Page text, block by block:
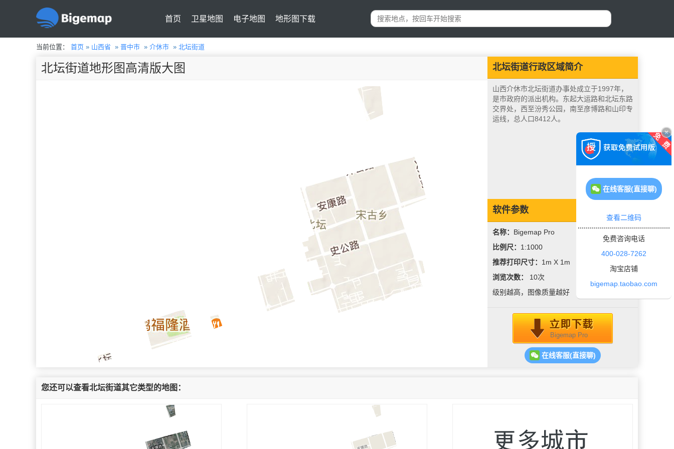
首页 卫星地图 电子地图 地形图下载
当前位置： 首页 » 山西省 » 晋中市 » 介休市 » 北坛街道
北坛街道行政区域简介
山西介休市北坛街道办事处成立于1997年，
是市政府的派出机构。东起大运路和北坛东路
交界处，西至汾秀公园，南至彦博路和山印专
运线，总人口8412人。
软件参数
名称： Bigemap Pro
比例尺： 1:1000
推荐打印尺寸： 1m X 1m
浏览次数： 10次
级别越高，图像质量越好
Bigemap Pro
在线客服(直接聊)
北坛街道地形图高清版大图
您还可以查看北坛街道其它类型的地图：
在线客服(直接聊)
查看二维码
免费咨询电话
400-028-7262
淘宝店铺
bigemap.taobao.com